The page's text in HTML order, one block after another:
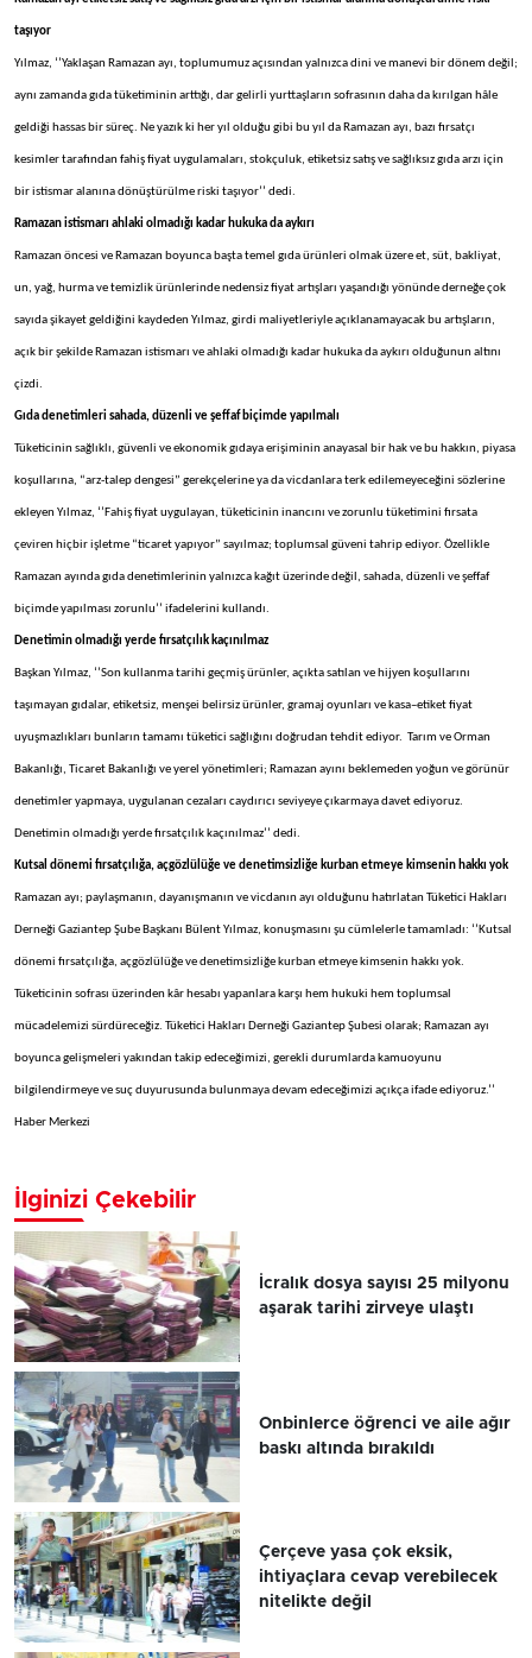
taşıyor
Yılmaz, ‘’Yaklaşan Ramazan ayı, toplumumuz açısından yalnızca dini ve manevi bir dönem değil;
aynı zamanda gıda tüketiminin arttığı, dar gelirli yurttaşların sofrasının daha da kırılgan hâle
geldiği hassas bir süreç. Ne yazık ki her yıl olduğu gibi bu yıl da Ramazan ayı, bazı fırsatçı
kesimler tarafından fahiş fiyat uygulamaları, stokçuluk, etiketsiz satış ve sağlıksız gıda arzı için
bir istismar alanına dönüştürülme riski taşıyor’’ dedi.
Ramazan istismarı ahlaki olmadığı kadar hukuka da aykırı
Ramazan öncesi ve Ramazan boyunca başta temel gıda ürünleri olmak üzere et, süt, bakliyat,
un, yağ, hurma ve temizlik ürünlerinde nedensiz fiyat artışları yaşandığı yönünde derneğe çok
sayıda şikayet geldiğini kaydeden Yılmaz, girdi maliyetleriyle açıklanamayacak bu artışların,
açık bir şekilde Ramazan istismarı ve ahlaki olmadığı kadar hukuka da aykırı olduğunun altını
çizdi.
Gıda denetimleri sahada, düzenli ve şeffaf biçimde yapılmalı
Tüketicinin sağlıklı, güvenli ve ekonomik gıdaya erişiminin anayasal bir hak ve bu hakkın, piyasa
koşullarına, “arz-talep dengesi” gerekçelerine ya da vicdanlara terk edilemeyeceğini sözlerine
ekleyen Yılmaz, ‘’Fahiş fiyat uygulayan, tüketicinin inancını ve zorunlu tüketimini fırsata
çeviren hiçbir işletme “ticaret yapıyor” sayılmaz; toplumsal güveni tahrip ediyor. Özellikle
Ramazan ayında gıda denetimlerinin yalnızca kağıt üzerinde değil, sahada, düzenli ve şeffaf
biçimde yapılması zorunlu’’ ifadelerini kullandı.
Denetimin olmadığı yerde fırsatçılık kaçınılmaz
Başkan Yılmaz, ‘’Son kullanma tarihi geçmiş ürünler, açıkta satılan ve hijyen koşullarını
taşımayan gıdalar, etiketsiz, menşei belirsiz ürünler, gramaj oyunları ve kasa–etiket fiyat
uyuşmazlıkları bunların tamamı tüketici sağlığını doğrudan tehdit ediyor. Tarım ve Orman
Bakanlığı, Ticaret Bakanlığı ve yerel yönetimleri; Ramazan ayını beklemeden yoğun ve görünür
denetimler yapmaya, uygulanan cezaları caydırıcı seviyeye çıkarmaya davet ediyoruz.
Denetimin olmadığı yerde fırsatçılık kaçınılmaz’’ dedi.
Kutsal dönemi fırsatçılığa, açgözlülüğe ve denetimsizliğe kurban etmeye kimsenin hakkı yok
Ramazan ayı; paylaşmanın, dayanışmanın ve vicdanın ayı olduğunu hatırlatan Tüketici Hakları
Derneği Gaziantep Şube Başkanı Bülent Yılmaz, konuşmasını şu cümlelerle tamamladı: ‘’Kutsal
dönemi fırsatçılığa, açgözlülüğe ve denetimsizliğe kurban etmeye kimsenin hakkı yok.
Tüketicinin sofrası üzerinden kâr hesabı yapanlara karşı hem hukuki hem toplumsal
mücadelemizi sürdüreceğiz. Tüketici Hakları Derneği Gaziantep Şubesi olarak; Ramazan ayı
boyunca gelişmeleri yakından takip edeceğimizi, gerekli durumlarda kamuoyunu
bilgilendirmeye ve suç duyurusunda bulunmaya devam edeceğimizi açıkça ifade ediyoruz.’’
Haber Merkezi
İlginizi Çekebilir
İcralık dosya sayısı 25 milyonu
aşarak tarihi zirveye ulaştı
Onbinlerce öğrenci ve aile ağır
baskı altında bırakıldı
Çerçeve yasa çok eksik,
ihtiyaçlara cevap verebilecek
nitelikte değil